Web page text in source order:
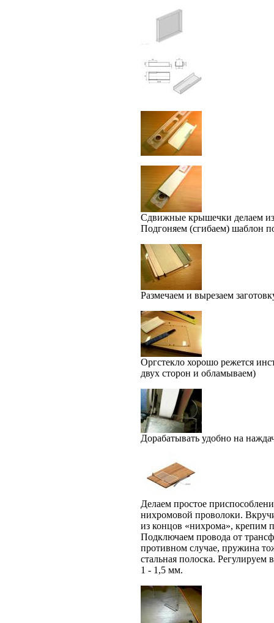
Сдвижные крышечки делаем из
Подгоняем (сгибаем) шаблон
Размечаем и вырезаем
Оргстекло хорошо режется
двух сторон и обламываем)
Дорабатывать удобно на
Делаем простое
нихромовой проволоки.
из концов «нихрома», крепим
Подключаем провода от
противном случае, пружина
стальная полоска. Регулируем
1 - 1,5 мм.